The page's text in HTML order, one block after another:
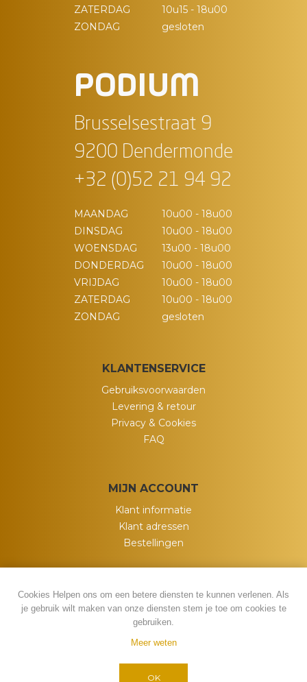
ZATERDAG
10u15 - 18u00
ZONDAG
gesloten
PODIUM
Brusselsestraat 9
9200 Dendermonde
+32 (0)52 21 94 92
MAANDAG
10u00 - 18u00
DINSDAG
10u00 - 18u00
WOENSDAG
13u00 - 18u00
DONDERDAG
10u00 - 18u00
VRIJDAG
10u00 - 18u00
ZATERDAG
10u00 - 18u00
ZONDAG
gesloten
KLANTENSERVICE
Gebruiksvoorwaarden
Levering & retour
Privacy & Cookies
FAQ
MIJN ACCOUNT
Klant informatie
Klant adressen
Bestellingen
Copyright ; 2026 My Wish. Alle rechten
Cookies Helpen ons om een betere diensten te kunnen verlenen. Als
je gebruik wilt maken van onze diensten stem je toe om cookies te
gebruiken.
Meer weten
OK